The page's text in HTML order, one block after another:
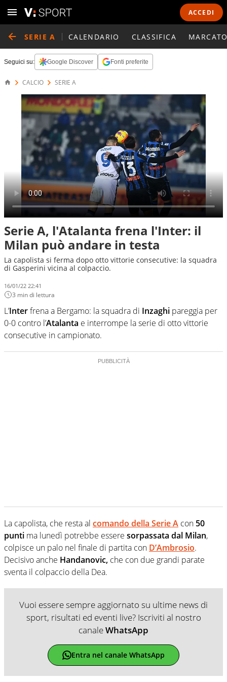
ACCEDI
SERIE A CALENDARIO CLASSIFICA
Seguici su: Google Discover Fonti preferite
CALCIO SERIE A
Serie A, l'Atalanta frena l'Inter: il
Milan può andare in testa
La capolista si ferma dopo otto vittorie consecutive: la squadra
di Gasperini vicina al colpaccio.
16/01/22 22:41
3 min di lettura
L’Interfrena a Bergamo: la squadra di Inzaghi pareggia per
0-0 contro l’Atalanta e interrompe la serie di otto vittorie
consecutive in campionato.
La capolista, che resta al comando della Serie A con 50
punti ma lunedì potrebbe essere sorpassata dal Milan,
colpisce un palo nel finale di partita con D’Ambrosio.
Decisivo anche Handanovic, che con due grandi parate
sventa il colpaccio della Dea.
Vuoi essere sempre aggiornato su ultime news di
sport, risultati ed eventi live? Iscriviti al nostro
canaleWhatsApp
Entra nel canale WhatsApp